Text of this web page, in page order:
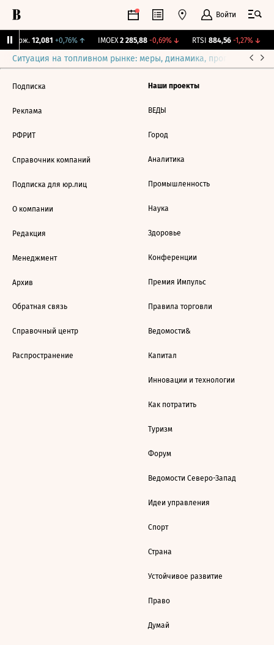
Войти
Бирж. 12,081 +0,76%↑ IMOEX 2 285,88 -0,69%↓ RTSI 884,56 -1,27%↓
Ситуация на топливном рынке: меры, динамика, прогнозы
Подписка
Реклама
РФРИТ
Справочник компаний
Подписка для юр.лиц
О компании
Редакция
Менеджмент
Архив
Обратная связь
Справочный центр
Распространение
Наши проекты
ВЕДЫ
Город
Аналитика
Промышленность
Наука
Здоровье
Конференции
Премия Импульс
Правила торговли
Ведомости&
Капитал
Инновации и технологии
Как потратить
Туризм
Форум
Ведомости Северо-Запад
Идеи управления
Спорт
Страна
Устойчивое развитие
Право
Думай